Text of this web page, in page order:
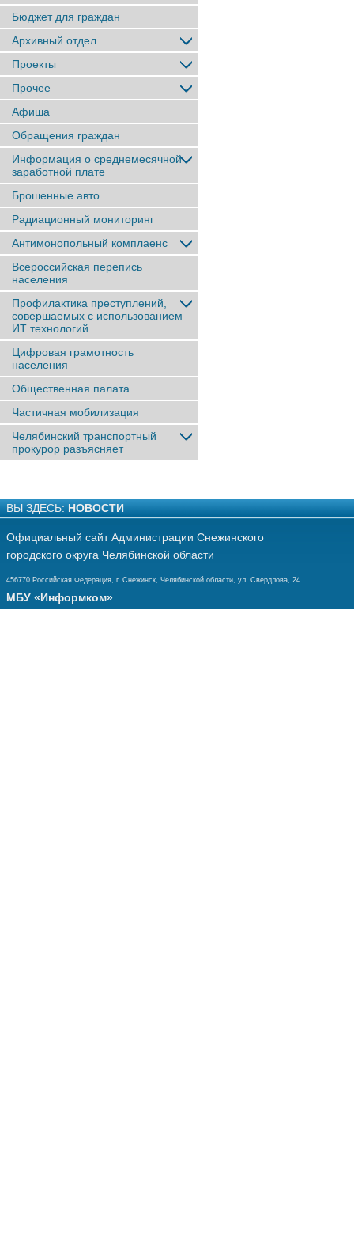
Бюджет для граждан
Архивный отдел
Проекты
Прочее
Афиша
Обращения граждан
Информация о среднемесячной
заработной плате
Брошенные авто
Радиационный мониторинг
Антимонопольный комплаенс
Всероссийская перепись
населения
Профилактика преступлений,
совершаемых с использованием
ИТ технологий
Цифровая грамотность
населения
Общественная палата
Частичная мобилизация
Челябинский транспортный
прокурор разъясняет
ВЫ ЗДЕСЬ: НОВОСТИ
Официальный сайт Администрации Снежинского
городского округа Челябинской области
456770 Российская Федерация, г. Снежинск, Челябинской области, ул. Свердлова, 24
МБУ «Информком»